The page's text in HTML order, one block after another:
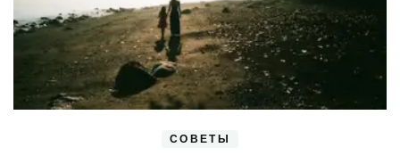
СОВЕТЫ